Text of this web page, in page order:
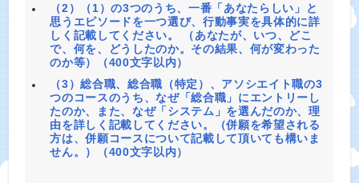
（2）（1）の3つのうち、一番「あなたらしい」と
思うエピソードを一つ選び、行動事実を具体的に詳
しく記載してください。 （あなたが、いつ、どこ
で、何を、どうしたのか。その結果、何が変わった
のか等）（400文字以内）
（3）総合職、総合職（特定）、アソシエイト職の3
つのコースのうち、なぜ「総合職」にエントリーし
たのか、また、なぜ「システム」を選んだのか、理
由を詳しく記載してください。（併願を希望される
方は、併願コースについて記載して頂いても構いま
せん。）（400文字以内）